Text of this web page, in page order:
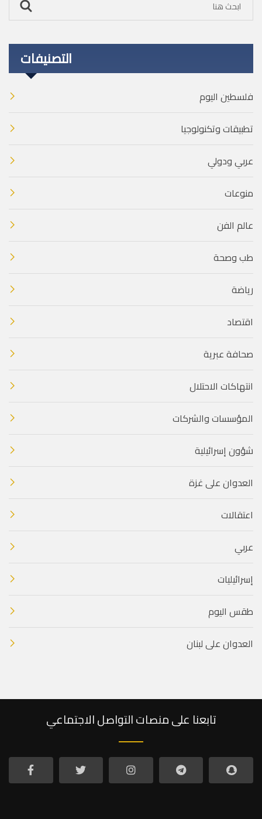
التصنيفات
فلسطين اليوم
تطبيقات وتكنولوجيا
عربي ودولي
منوعات
عالم الفن
طب وصحة
رياضة
اقتصاد
صحافة عبرية
انتهاكات الاحتلال
المؤسسات والشركات
شؤون إسرائيلية
العدوان على غزة
اعتقالات
عربي
إسرائيليات
طقس اليوم
العدوان على لبنان
تابعنا على منصات التواصل الاجتماعي